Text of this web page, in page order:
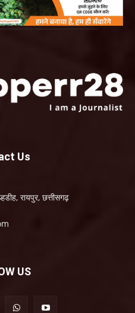
Us
रायपुर, छत्तीसगढ़
US